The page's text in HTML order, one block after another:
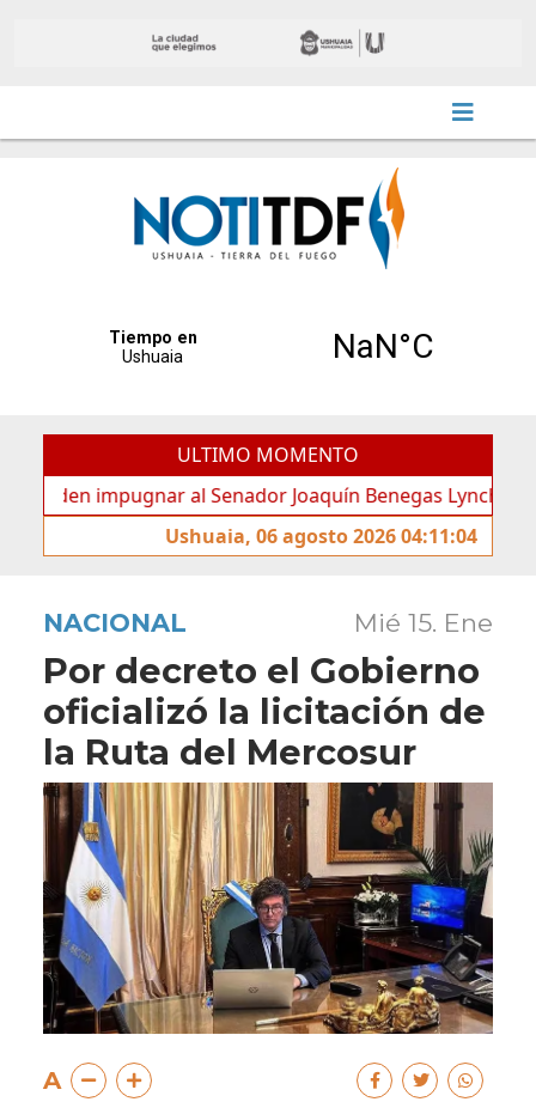
ULTIMO MOMENTO
impugnar al Senador Joaquín Benegas Lynch por
Ushuaia, 06 agosto 2026 04:11:04
NACIONAL Mié 15. Ene
Por decreto el Gobierno
oficializó la licitación de
la Ruta del Mercosur
A